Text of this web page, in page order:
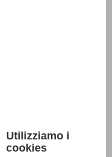
di freddo,
(1 l), pranzo al
Utilizziamo i
cookies